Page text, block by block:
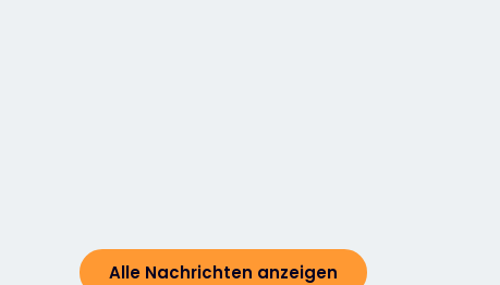
Alle Nachrichten anzeigen